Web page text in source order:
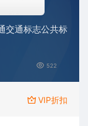
交通标志公共标
522
VIP折扣